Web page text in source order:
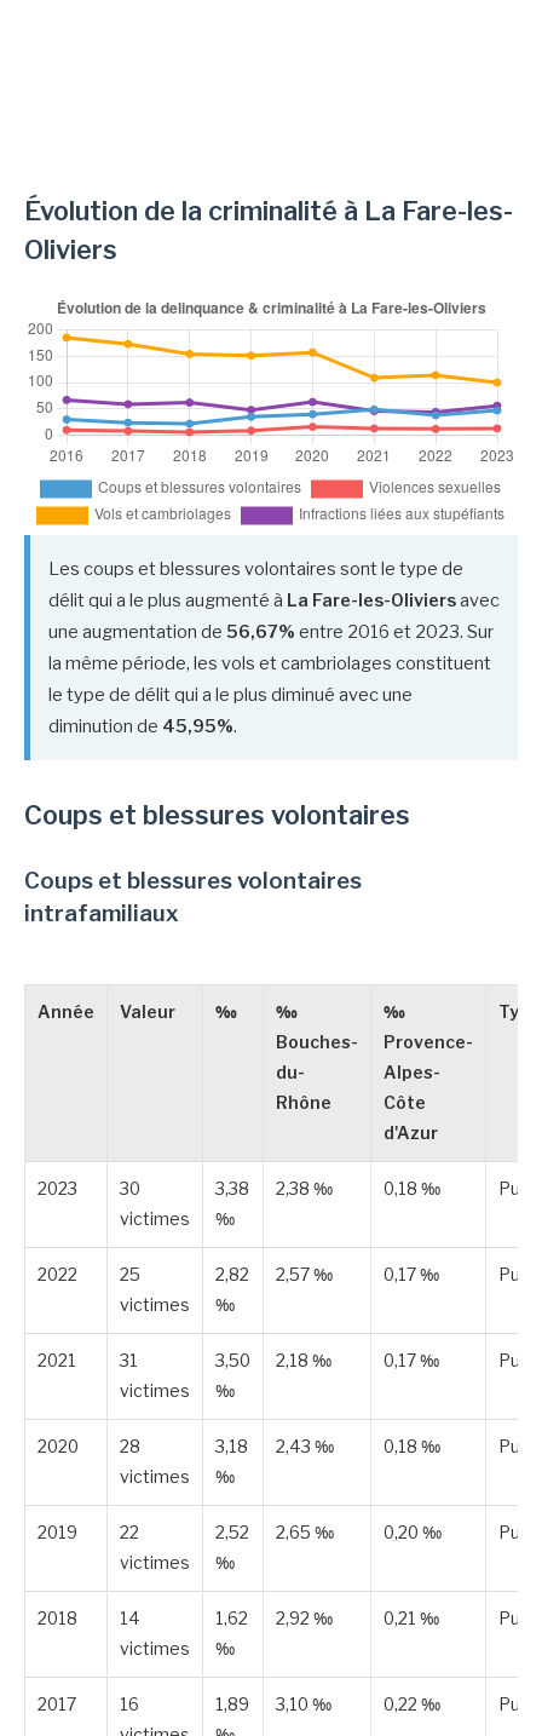
Évolution de la criminalité à La Fare-les-
Oliviers
Les coups et blessures volontaires sont le type de
délit qui a le plus augmenté à La Fare-les-Oliviersavec
une augmentation de 56,67% entre 2016 et 2023. Sur
la même période, les vols et cambriolages constituent
le type de délit qui a le plus diminué avec une
diminution de 45,95%.
Coups et blessures volontaires
Coups et blessures volontaires
intrafamiliaux
Année Valeur ‰
‰
Bouches-
du-
Rhône
‰
Provence-
Alpes-
Côte
d'Azur
Type
2023
30
victimes
3,38
‰
2,38 ‰ 0,18 ‰
2022
25
victimes
2,82
‰
2,57 ‰ 0,17 ‰
2021
31
victimes
3,50
‰
2,18 ‰ 0,17 ‰
2020
28
victimes
3,18
‰
2,43 ‰ 0,18 ‰
2019
22
victimes
2,52
‰
2,65 ‰ 0,20 ‰
2018
14
victimes
1,62
‰
2,92 ‰ 0,21 ‰
2017
16
1,89
3,10 ‰ 0,22 ‰